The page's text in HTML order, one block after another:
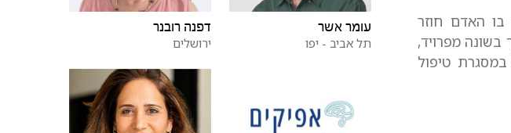
בו האדם חוזר
מפרויד,
טיפול
עומר אשר
תל אביב - יפו
דפנה רובנר
ירושלים